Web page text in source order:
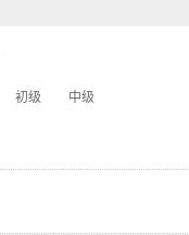
初级 中级